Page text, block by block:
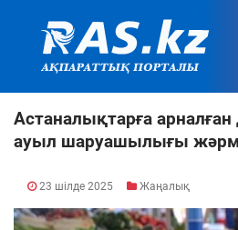
Астаналықтарға арналған
ауыл шаруашылығы
23 шілде 2025 Жаңалық